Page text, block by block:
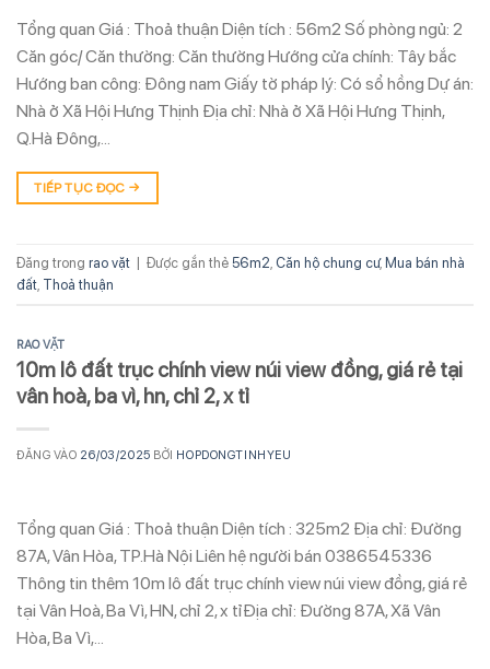
Tổng quan Giá : Thoả thuận Diện tích : 56m2 Số phòng ngủ: 2
Căn góc/ Căn thường: Căn thường Hướng cửa chính: Tây bắc
Hướng ban công: Đông nam Giấy tờ pháp lý: Có sổ hồng Dự án:
Nhà ở Xã Hội Hưng Thịnh Địa chỉ: Nhà ở Xã Hội Hưng Thịnh,
Q.Hà Đông,…
TIẾP TỤC ĐỌC →
Đăng trong rao vặt | Được gắn thẻ 56m2 Căn hộ chung cư, Mua bán nhà
đất Thoả thuận
RAO VẶT
10m lô đất trục chính view núi view đồng, giá rẻ tại
vân hoà, ba vì, hn, chỉ 2, x tỉ
ĐĂNG VÀO 26/03/2025 BỞI HOPDONGTINHYEU
Tổng quan Giá : Thoả thuận Diện tích : 325m2 Địa chỉ: Đường
87A, Vân Hòa, TP.Hà Nội Liên hệ người bán 0386545336
Thông tin thêm 10m lô đất trục chính view núi view đồng, giá rẻ
tại Vân Hoà, Ba Vì, HN, chỉ 2, x tỉĐịa chỉ: Đường 87A, Xã Vân
Hòa, Ba Vì,…